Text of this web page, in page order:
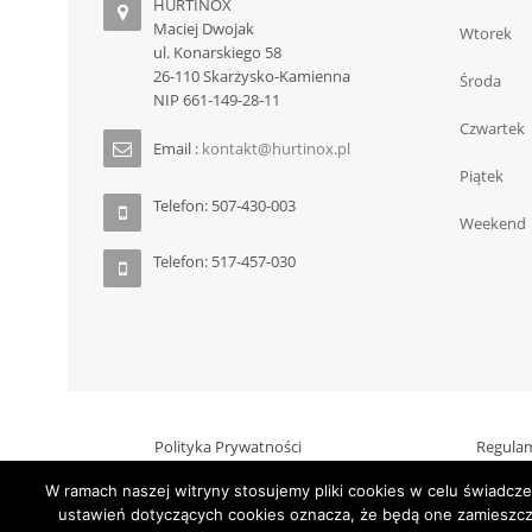
HURTINOX
Maciej Dwojak
ul. Konarskiego 58
26-110 Skarżysko-Kamienna
NIP 661-149-28-11
Email : kontakt@hurtinox.pl
Telefon: 507-430-003
Telefon: 517-457-030
Wtorek
Środa
Czwartek
Piątek
Weekend
Polityka Prywatności
W ramach naszej witryny stosujemy pliki cookies w celu
ustawień dotyczących cookies oznacza, że będą one